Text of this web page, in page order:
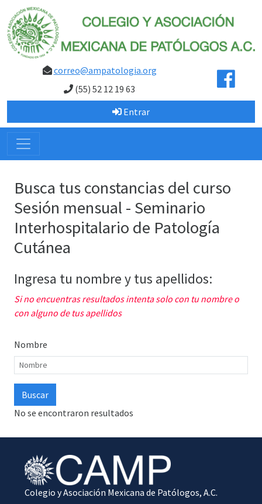
correo@ampatologia.org
(55) 52 12 19 63
Entrar
Busca tus constancias del curso
Sesión mensual - Seminario
Interhospitalario de Patología
Cutánea
Ingresa tu nombre y tus apellidos:
Si no encuentras resultados intenta solo con tu nombre o
con alguno de tus apellidos
Nombre
No se encontraron resultados
Colegio y Asociación Mexicana de Patólogos, A.C.